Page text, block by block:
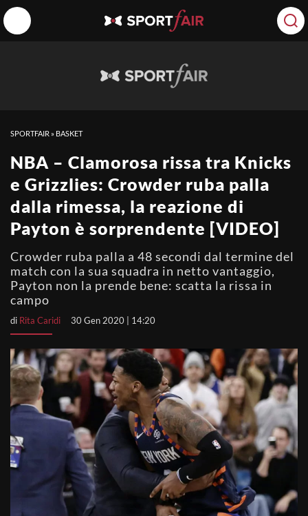
SPORTFAIR » BASKET
NBA – Clamorosa rissa tra Knicks
e Grizzlies: Crowder ruba palla
dalla rimessa, la reazione di
Payton è sorprendente [VIDEO]
Crowder ruba palla a 48 secondi dal termine del
match con la sua squadra in netto vantaggio,
Payton non la prende bene: scatta la rissa in
campo
di Rita Caridi 30 Gen 2020 | 14:20